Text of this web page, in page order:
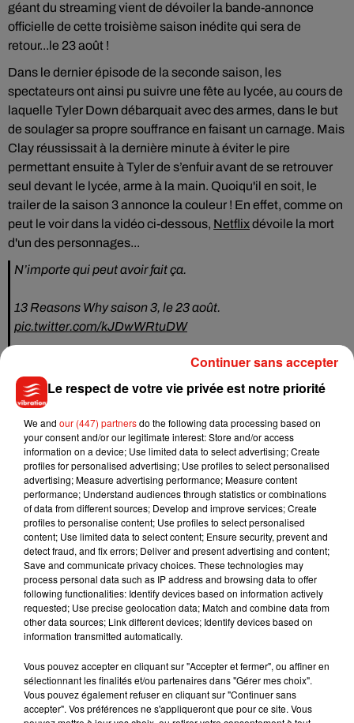
géant du streaming vient de dévoiler la bande-annonce
officielle de cette troisième saison inédite qui sera de
retour...le 23 août !
Dans le dernier épisode de la seconde saison, les
spectateurs ont ainsi pu suivre une fête au lycée, au cours de
laquelle Tyler Down débarquait avec des armes, dans le but
de soulager sa propre souffrance en faisant un carnage. Mais
Clay réussissait à la dernière minute à éviter le pire
permettant ensuite à Tyler de s’enfuir avant de se retrouver
seul devant le lycée, arme à la main. Quoiqu'il en soit, le
trailer de la saison 3 annonce la couleur ! En effet, comme on
peut le voir dans la vidéo ci-dessous, Netflixdévoile la mort
d'un des personnages...
N’importe qui peut avoir fait ça.
13 Reasons Why saison 3, le 23 août.
pic.twitter.com/kJDwWRtuDW
Outre le fait de dire au revoir à
Bryce Walker qui semble donc
être mort au début de cette saison 3, les fans font devoir
également faire leurs adieux à leur série favorite. Et pour
cause... Netflix en a profité pour déclarer que la saison 4, qui
est actuellement en chantier, sera la dernière saison de13
Reasons Why
! Il est d'ailleurs probable que cette quatrième
et ultime saison arrive sur nos écrans pour la fin 2020.
Musique
Julien Lieb s’essaye à la vie de chatelain
dans son nouveau clip
Le respect de votre vie privée est notre priorité
We and our (447) partnersdo the following data processing based on
your consent and/or our legitimate interest: Store and/or access
information on a device; Use limited data to select advertising; Create
profiles for personalised advertising; Use profiles to select personalised
advertising; Measure advertising performance; Measure content
performance; Understand audiences through statistics or combinations
of data from different sources; Develop and improve services; Create
profiles to personalise content; Use profiles to select personalised
content; Use limited data to select content; Ensure security, prevent and
detect fraud, and fix errors; Deliver and present advertising and content;
Save and communicate privacy choices. These technologies may
process personal data such as IP address and browsing data to offer
following functionalities: Identify devices based on information actively
requested; Use precise geolocation data; Match and combine data from
other data sources; Link different devices; Identify devices based on
information transmitted automatically.
Vous pouvez accepter en cliquant sur "Accepter et fermer", ou affiner en
sélectionnant les finalités et/ou partenaires dans "Gérer mes choix".
Vous pouvez également refuser en cliquant sur "Continuer sans
accepter". Vos préférences ne s'appliqueront que pour ce site. Vous
Continuer sans accepter